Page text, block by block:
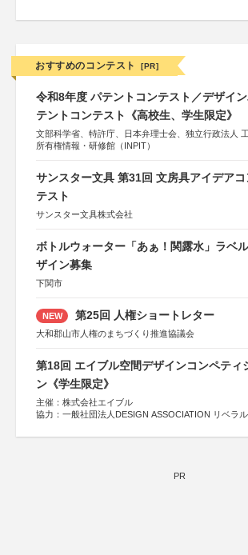
おすすめのコンテスト [PR]
令和8年度 パテントコンテスト／デザイ
テントコンテスト《高校生、学生限定》
文部科学省、特許庁、日本弁理士会、独立行政法人
所有権情報・研修館（INPIT）
サンスター文具 第31回 文房具アイデアコ
テスト
サンスター文具株式会社
ボトルウォーター「あぁ！関露水」ラベ
ザイン募集
下関市
NEW 第25回 人権ショートレター
大和郡山市人権のまちづくり推進協議会
第18回 エイブル空間デザインコンペティ
ン《学生限定》
主催：株式会社エイブル
協力：一般社団法人DESIGN ASSOCIATION リベラル
運営：TOKYO COMPANY株式会社
PR